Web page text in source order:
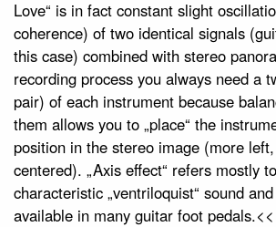
Love“ is in fact constant slight
coherence) of two identical signals
this case) combined with stereo
recording process you always need a
pair) of each instrument because
them allows you to „place“ the
position in the stereo image (more
centered). „Axis effect“ refers mostly
characteristic „ventriloquist“ sound
available in many guitar foot pedals.<<